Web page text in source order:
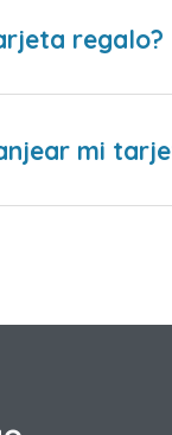
regalo?
mi